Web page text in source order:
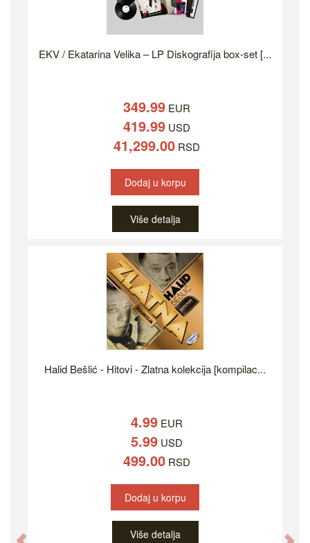
EKV / Ekatarina Velika – LP Diskografija box-set [...
349.99 EUR
419.99 USD
41,299.00 RSD
Dodaj u korpu
Više detalja
Halid Bešlić - Hitovi - Zlatna kolekcija [kompilac...
4.99 EUR
5.99 USD
499.00 RSD
Dodaj u korpu
Više detalja